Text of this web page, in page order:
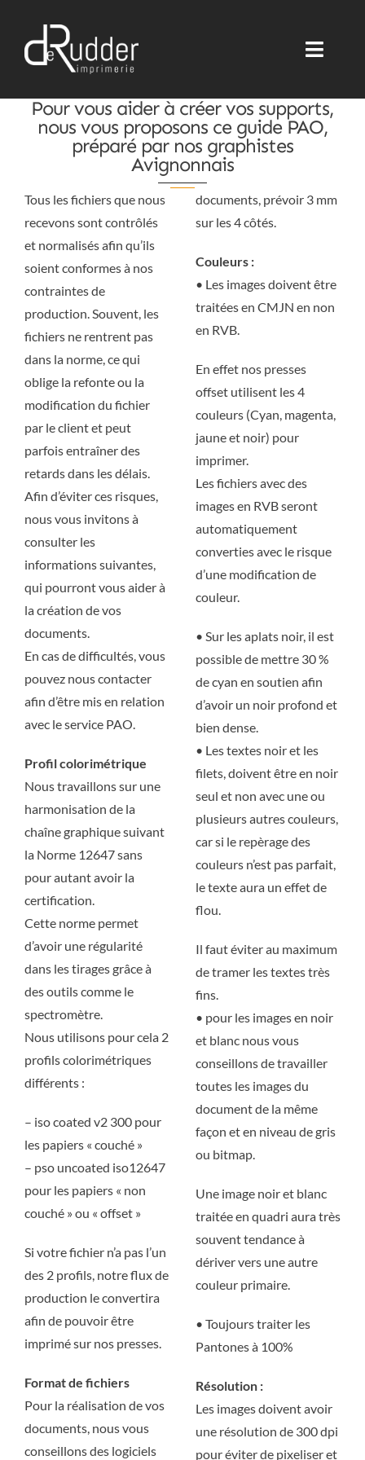
contenu
Toggle
Accueil
Imprimerie numérique
Packaging & Signalétique
Savoir-Faire
Contact
Toggle
Accueil
Imprimerie numérique
Packaging & Signalétique
Savoir-Faire
Contact
Pour vous aider à créer vos supports,
nous vous proposons ce guide PAO,
préparé par nos graphistes
Avignonnais
Tous les fichiers que nous
recevons sont contrôlés
et normalisés afin qu’ils
soient conformes à nos
contraintes de
production. Souvent, les
fichiers ne rentrent pas
dans la norme, ce qui
oblige la refonte ou la
modification du fichier
par le client et peut
parfois entraîner des
retards dans les délais.
Afin d’éviter ces risques,
nous vous invitons à
consulter les
informations suivantes,
qui pourront vous aider à
la création de vos
documents.
En cas de difficultés, vous
pouvez nous contacter
afin d’être mis en relation
avec le service PAO.
Profil colorimétrique
Nous travaillons sur une
harmonisation de la
chaîne graphique suivant
la Norme 12647 sans
pour autant avoir la
certification.
Cette norme permet
d’avoir une régularité
dans les tirages grâce à
des outils comme le
spectromètre.
Nous utilisons pour cela 2
profils colorimétriques
différents :
– iso coated v2 300 pour
les papiers « couché »
– pso uncoated iso12647
pour les papiers « non
couché » ou « offset »
Si votre fichier n’a pas l’un
des 2 profils, notre flux de
production le convertira
afin de pouvoir être
imprimé sur nos presses.
Format de fichiers
Pour la réalisation de vos
documents, nous vous
conseillons des logiciels
documents, prévoir 3 mm
sur les 4 côtés.
Couleurs :
• Les images doivent être
traitées en CMJN en non
en RVB.
En effet nos presses
offset utilisent les 4
couleurs (Cyan, magenta,
jaune et noir) pour
imprimer.
Les fichiers avec des
images en RVB seront
automatiquement
converties avec le risque
d’une modification de
couleur.
• Sur les aplats noir, il est
possible de mettre 30 %
de cyan en soutien afin
d’avoir un noir profond et
bien dense.
• Les textes noir et les
filets, doivent être en noir
seul et non avec une ou
plusieurs autres couleurs,
car si le repèrage des
couleurs n’est pas parfait,
le texte aura un effet de
flou.
Il faut éviter au maximum
de tramer les textes très
fins.
• pour les images en noir
et blanc nous vous
conseillons de travailler
toutes les images du
document de la même
façon et en niveau de gris
ou bitmap.
Une image noir et blanc
traitée en quadri aura très
souvent tendance à
dériver vers une autre
couleur primaire.
• Toujours traiter les
Pantones à 100%
Résolution :
Les images doivent avoir
une résolution de 300 dpi
pour éviter de pixeliser et